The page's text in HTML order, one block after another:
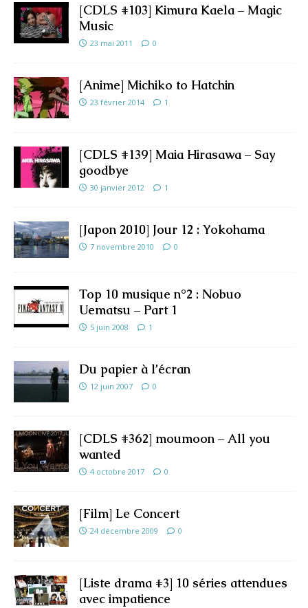
[CDLS #103] Kimura Kaela – Magic
Music
23 mai 2011 0
[Anime] Michiko to Hatchin
23 février 2014 1
[CDLS #139] Maia Hirasawa – Say
goodbye
30 janvier 2012 1
[Japon 2010] Jour 12 : Yokohama
7 novembre 2010 0
Top 10 musique n°2 : Nobuo
Uematsu – Part 1
5 juin 2008 1
Du papier à l’écran
12 juin 2007 0
[CDLS #362] moumoon – All you
wanted
4 octobre 2017 0
[Film] Le Concert
24 décembre 2009 0
[Liste drama #3] 10 séries attendues
avec impatience